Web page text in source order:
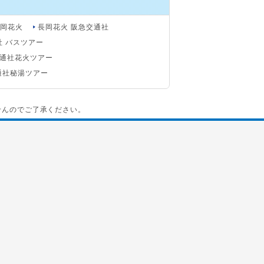
花火
長岡花火 阪急交通社
バスツアー
社花火ツアー
社秘湯ツアー
のでご了承ください。